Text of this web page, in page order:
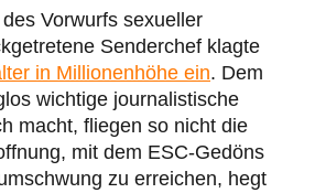
Vorwurfs sexueller
Senderchef klagte
in Millionenhöhe ein. Dem
wichtige journalistische
macht, fliegen so nicht die
mit dem ESC-Gedöns
zu erreichen, hegt